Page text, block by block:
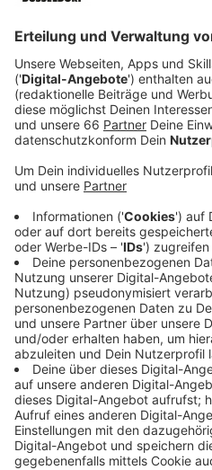
Veröffentlicht: Freitag,
Anzeige
spannender als Soziale
sucht. Im Moment fehlen in
Vollzugsbeamte. Gesucht
egal welchen Alters - die es
Gefängnis zu arbeiten. Die
Jahre. Während der
Euro netto verdienen.
Anzeige
Spannende und
Anzeige